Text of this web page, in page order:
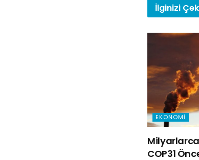
İlginizi
EKONOMI
Milyarlarca
COP31